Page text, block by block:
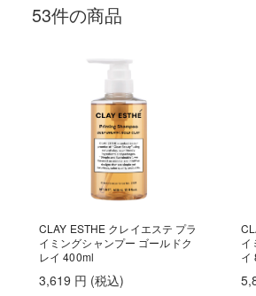
53件の商品
CLAY ESTHE クレイエステ プラ
イミングシャンプー ゴールドク
レイ 400ml
3,619 円 (税込)
イ
イ